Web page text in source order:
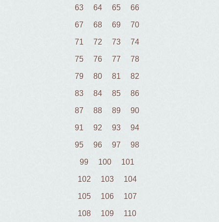
63 64 65 66
67 68 69 70
71 72 73 74
75 76 77 78
79 80 81 82
83 84 85 86
87 88 89 90
91 92 93 94
95 96 97 98
99 100 101
102 103 104
105 106 107
108 109 110